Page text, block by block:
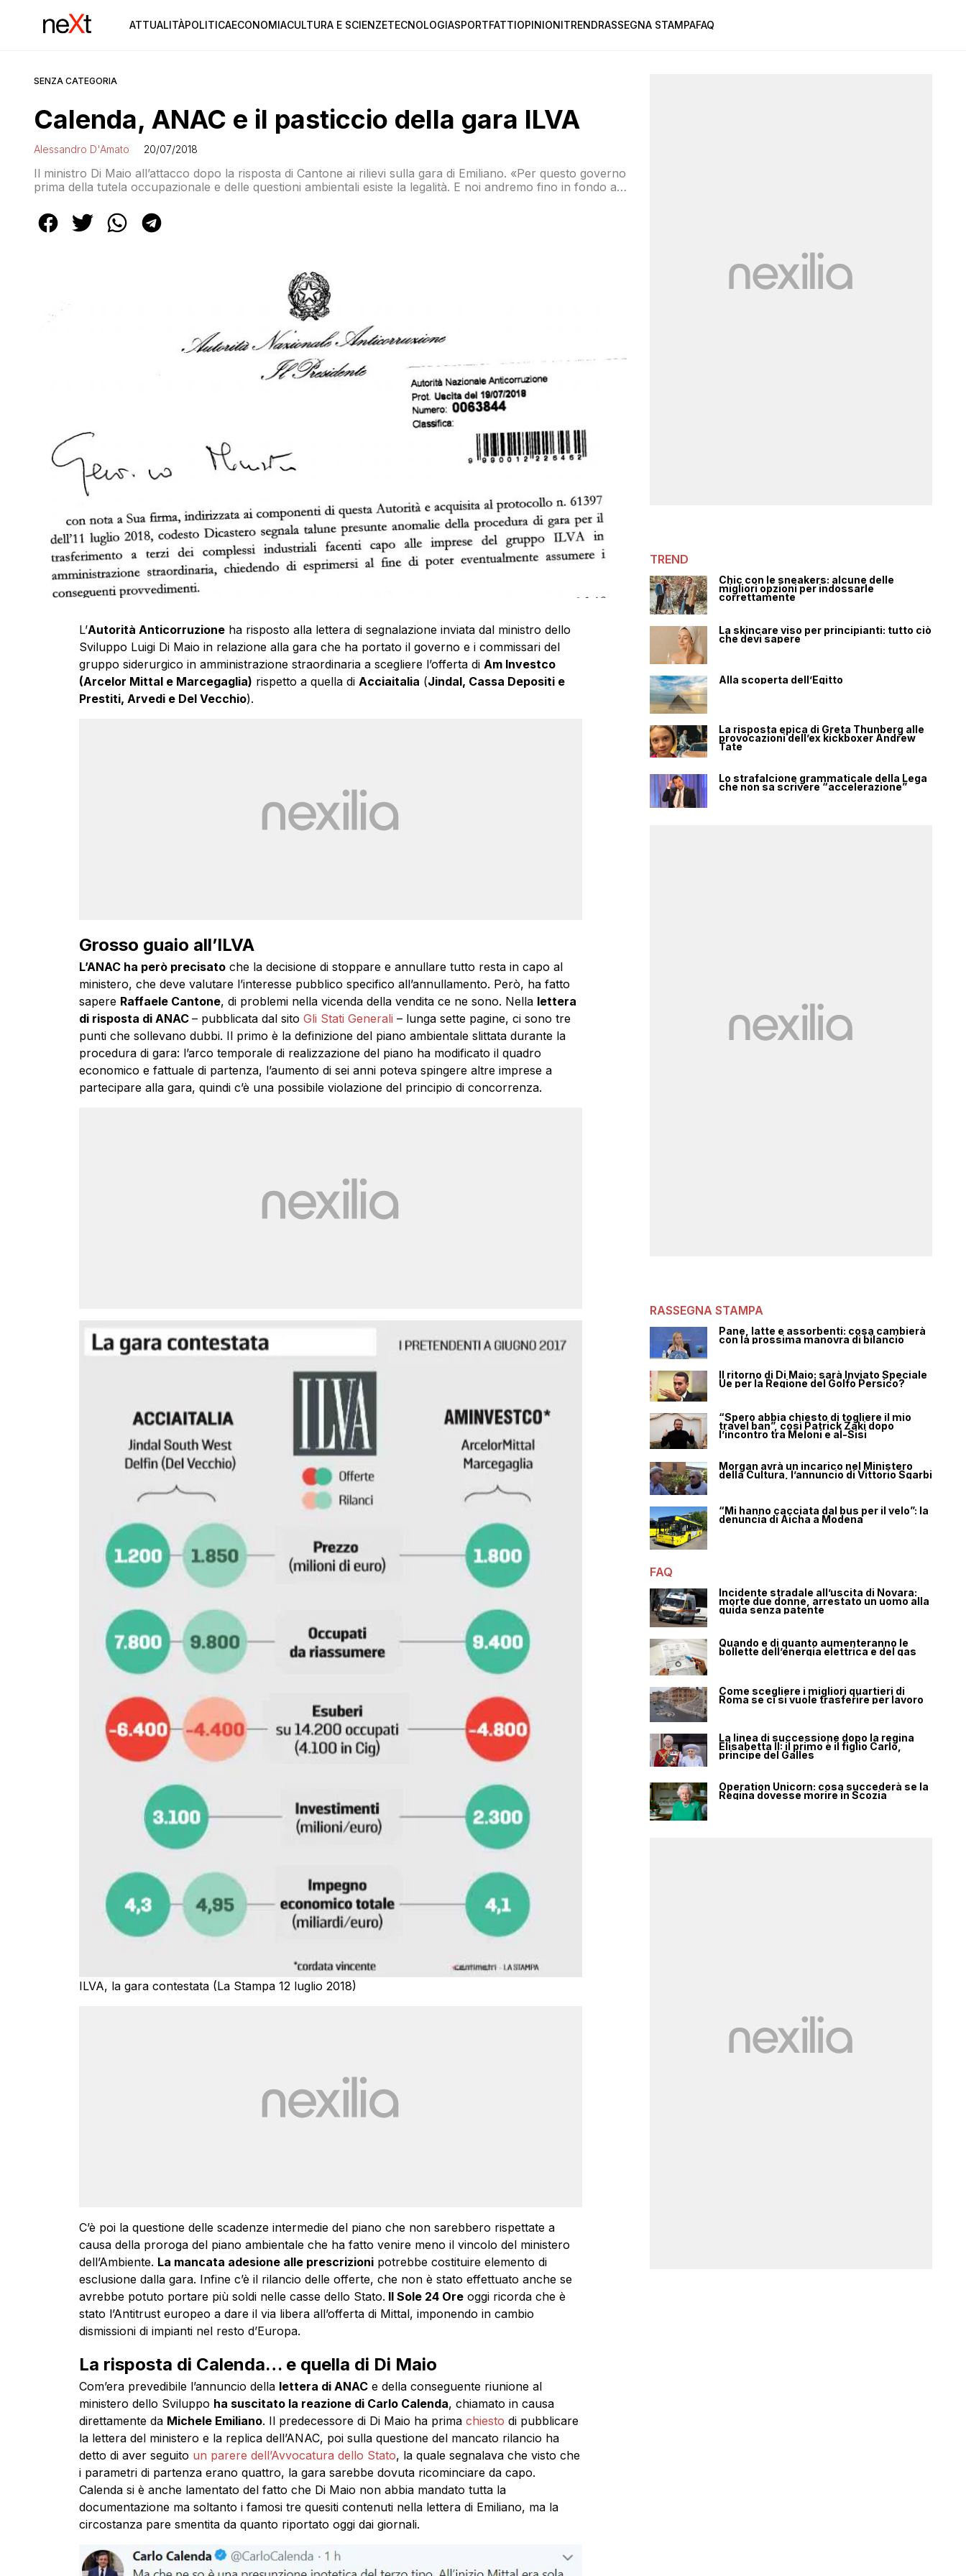
ATTUALITÀPOLITICAECONOMIACULTURA E SCIENZETECNOLOGIASPORTFATTIOPINIONITRENDRASSEGNA STAMPAFAQ
SENZA CATEGORIA
Calenda, ANAC e il pasticcio della gara ILVA
Alessandro D'Amato 20/07/2018
Il ministro Di Maio all’attacco dopo la risposta di Cantone ai rilievi sulla gara di Emiliano. «Per questo governo
prima della tutela occupazionale e delle questioni ambientali esiste la legalità. E noi andremo fino in fondo a
L’Autorità Anticorruzioneha risposto alla lettera di segnalazione inviata dal ministro dello
Sviluppo Luigi Di Maio in relazione alla gara che ha portato il governo e i commissari del
gruppo siderurgico in amministrazione straordinaria a scegliere l’offerta di Am Investco
(Arcelor Mittal e Marcegaglia) rispetto a quella di Acciaitalia (Jindal, Cassa Depositi e
Prestiti, Arvedi e Del Vecchio).
Grosso guaio all’ILVA
L’ANAC ha però precisatoche la decisione di stoppare e annullare tutto resta in capo al
ministero, che deve valutare l’interesse pubblico specifico all’annullamento. Però, ha fatto
sapere Raffaele Cantone, di problemi nella vicenda della vendita ce ne sono. Nella lettera
di risposta di ANAC – pubblicata dal sito Gli Stati Generali – lunga sette pagine, ci sono tre
punti che sollevano dubbi. Il primo è la definizione del piano ambientale slittata durante la
procedura di gara: l’arco temporale di realizzazione del piano ha modificato il quadro
economico e fattuale di partenza, l’aumento di sei anni poteva spingere altre imprese a
partecipare alla gara, quindi c’è una possibile violazione del principio di concorrenza.
ILVA, la gara contestata (La Stampa 12 luglio 2018)
C’è poi la questione delle scadenze intermedie del piano che non sarebbero rispettate a
causa della proroga del piano ambientale che ha fatto venire meno il vincolo del ministero
dell’Ambiente. La mancata adesione alle prescrizionipotrebbe costituire elemento di
esclusione dalla gara. Infine c’è il rilancio delle offerte, che non è stato effettuato anche se
avrebbe potuto portare più soldi nelle casse dello Stato. Il Sole 24 Oreoggi ricorda che è
stato l’Antitrust europeo a dare il via libera all’offerta di Mittal, imponendo in cambio
dismissioni di impianti nel resto d’Europa.
La risposta di Calenda… e quella di Di Maio
Com’era prevedibile l’annuncio della lettera di ANACe della conseguente riunione al
ministero dello Sviluppo ha suscitato la reazione di Carlo Calenda, chiamato in causa
direttamente da Michele Emiliano. Il predecessore di Di Maio ha prima chiesto di pubblicare
la lettera del ministero e la replica dell’ANAC, poi sulla questione del mancato rilancio ha
detto di aver seguito un parere dell’Avvocatura dello Stato, la quale segnalava che visto che
i parametri di partenza erano quattro, la gara sarebbe dovuta ricominciare da capo.
Calenda si è anche lamentato del fatto che Di Maio non abbia mandato tutta la
documentazione ma soltanto i famosi tre quesiti contenuti nella lettera di Emiliano, ma la
circostanza pare smentita da quanto riportato oggi dai giornali.
TREND
Chic con le sneakers: alcune delle
migliori opzioni per indossarle
correttamente
La skincare viso per principianti: tutto ciò
che devi sapere
Alla scoperta dell’Egitto
La risposta epica di Greta Thunberg alle
provocazioni dell’ex kickboxer Andrew
Tate
Lo strafalcione grammaticale della Lega
che non sa scrivere “accelerazione”
RASSEGNA STAMPA
Pane, latte e assorbenti: cosa cambierà
con la prossima manovra di bilancio
Il ritorno di Di Maio: sarà Inviato Speciale
Ue per la Regione del Golfo Persico?
“Spero abbia chiesto di togliere il mio
travel ban”, così Patrick Zaki dopo
l’incontro tra Meloni e al-Sisi
Morgan avrà un incarico nel Ministero
della Cultura, l’annuncio di Vittorio Sgarbi
“Mi hanno cacciata dal bus per il velo”: la
denuncia di Aicha a Modena
FAQ
Incidente stradale all’uscita di Novara:
morte due donne, arrestato un uomo alla
guida senza patente
Quando e di quanto aumenteranno le
bollette dell’energia elettrica e del gas
Come scegliere i migliori quartieri di
Roma se ci si vuole trasferire per lavoro
La linea di successione dopo la regina
Elisabetta II: il primo è il figlio Carlo,
principe del Galles
Operation Unicorn: cosa succederà se la
Regina dovesse morire in Scozia